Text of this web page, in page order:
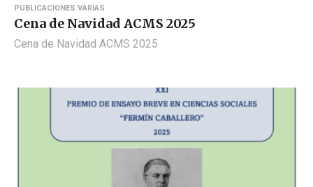
PUBLICACIONES VARIAS
Cena de Navidad ACMS 2025
Cena de Navidad ACMS 2025